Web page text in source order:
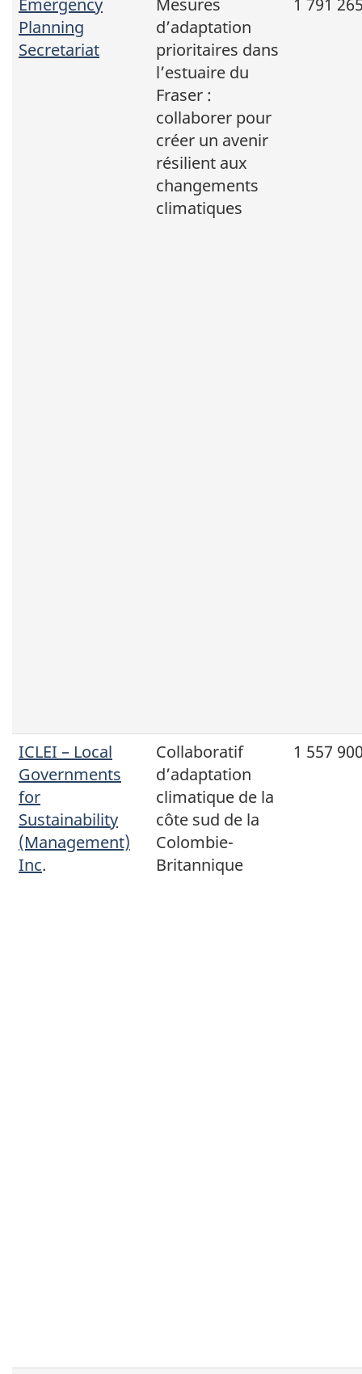
Emergency
Planning
Secretariat
Mesures
d’adaptation
prioritaires dans
l’estuaire du
Fraser :
collaborer pour
créer un avenir
résilient aux
changements
climatiques
1 791
ICLEI – Local
Governments
for
Sustainability
(Management)
Inc.
Collaboratif
d’adaptation
climatique de la
côte sud de la
Colombie-
Britannique
1 557